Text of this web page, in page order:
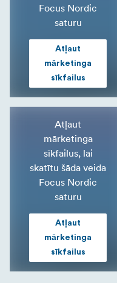
Focus Nordic
saturu
Atļaut
mārketinga
sīkfailus
Atļaut
mārketinga
sīkfailus, lai
skatītu šāda veida
Focus Nordic
saturu
Atļaut
mārketinga
sīkfailus